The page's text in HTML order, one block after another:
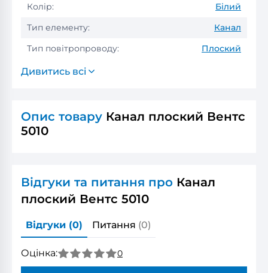
Колір:
Білий
Тип елементу:
Канал
Тип повітропроводу:
Плоский
Дивитись всі
Опис товару Канал плоский Вентс
5010
Відгуки та питання про Канал
плоский Вентс 5010
Відгуки (0) Питання (0)
Оцінка: 0